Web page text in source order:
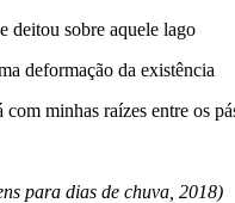
deitou sobre aquele lago
deformação da existência
com minhas raízes entre os
para dias de chuva, 2018)